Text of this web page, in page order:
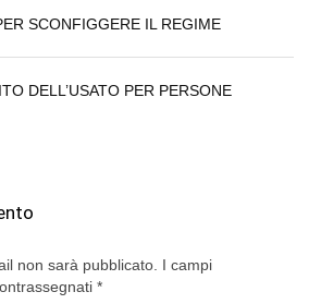
SCONFIGGERE IL REGIME
DELL’USATO PER PERSONE
non sarà pubblicato. I campi
*